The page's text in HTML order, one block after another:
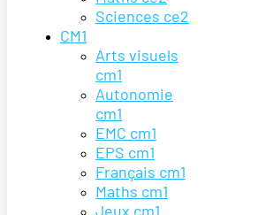
Sciences ce2
CM1
Arts visuels
cm1
Autonomie
cm1
EMC cm1
EPS cm1
Français cm1
Maths cm1
Jeux cm1